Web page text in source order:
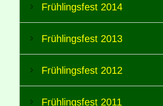
Frühlingsfest 2014
Frühlingsfest 2013
Frühlingsfest 2012
Frühlingsfest 2011